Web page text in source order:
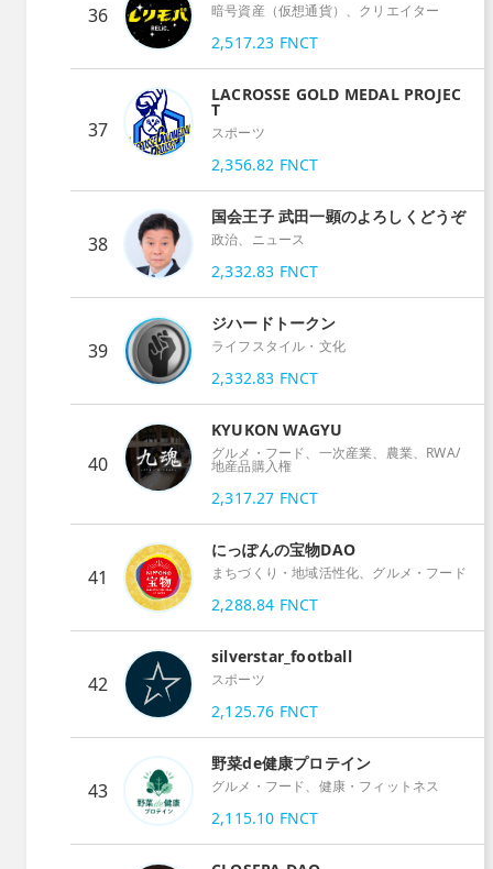
36 暗号資産（仮想通貨）、クリエイター
2,517.23 FNCT
37
LACROSSE GOLD MEDAL PROJEC
T
スポーツ
2,356.82 FNCT
38
国会王子 武田一顕のよろしくどうぞ
政治、ニュース
2,332.83 FNCT
39
ジハードトークン
ライフスタイル・文化
2,332.83 FNCT
40
KYUKON WAGYU
グルメ・フード、一次産業、農業、RWA/
地産品購入権
2,317.27 FNCT
41
にっぽんの宝物DAO
まちづくり・地域活性化、グルメ・フード
2,288.84 FNCT
42
silverstar_football
スポーツ
2,125.76 FNCT
43
野菜de健康プロテイン
グルメ・フード、健康・フィットネス
2,115.10 FNCT